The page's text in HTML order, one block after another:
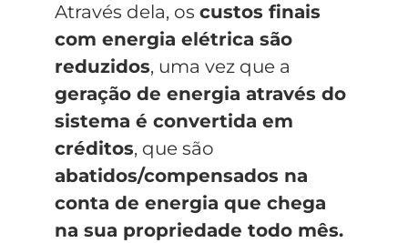
Através dela, os custos finais
com energia elétrica são
reduzidos, uma vez que a
geração de energia através do
sistema é convertida em
créditos, que são
abatidos/compensados na
conta de energia que chega
na sua propriedade todo mês.